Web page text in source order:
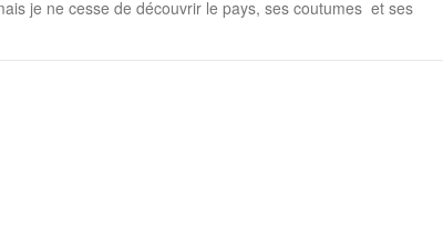
je ne cesse de découvrir le pays, ses coutumes et ses